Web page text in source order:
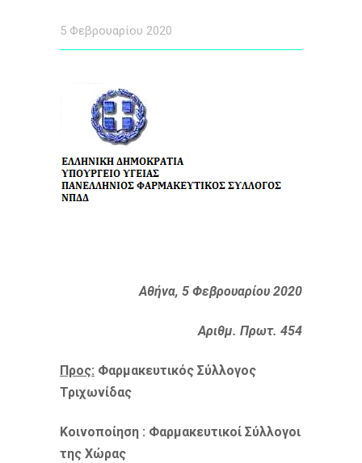
5 Φεβρουαρίου 2020
Αθήνα, 5 Φεβρουαρίου 2020
Αριθμ. Πρωτ. 454
Προς: Φαρμακευτικός Σύλλογος
Τριχωνίδας
Κοινοποίηση : Φαρμακευτικοί Σύλλογοι
της Χώρας